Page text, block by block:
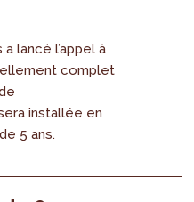
lancé l’appel à
complet
installée en
5 ans.